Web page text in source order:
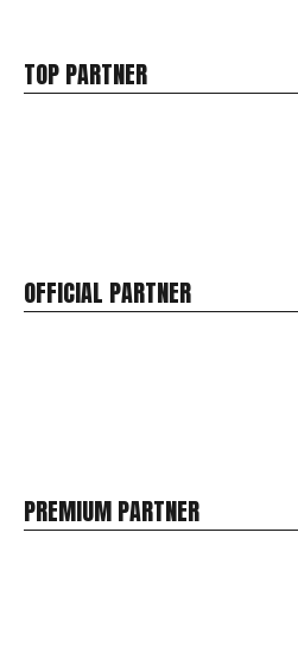
TOP PARTNER
OFFICIAL PARTNER
PREMIUM PARTNER